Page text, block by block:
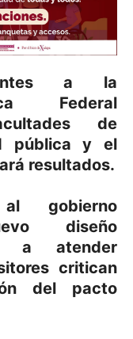
a la
Federal
de
pública y el
resultados.
gobierno
diseño
a atender
critican
del pacto